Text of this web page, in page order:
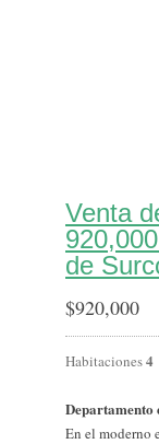
Venta
de
$920,000
Habitaciones4
Departamento
En el moderno